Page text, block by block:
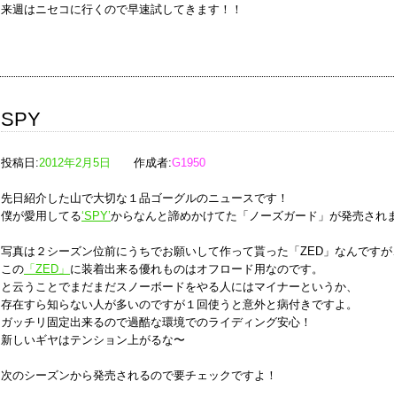
来週はニセコに行くので早速試してきます！！
SPY
投稿日:2012年2月5日 作成者:G1950
先日紹介した山で大切な１品ゴーグルのニュースです！
僕が愛用してる‘SPY’からなんと諦めかけてた「ノーズガード」が発売され
写真は２シーズン位前にうちでお願いして作って貰った「ZED」なんですが
この 「ZED」 に装着出来る優れものはオフロード用なのです。
と云うことでまだまだスノーボードをやる人にはマイナーというか、
存在すら知らない人が多いのですが１回使うと意外と病付きですよ。
ガッチリ固定出来るので過酷な環境でのライディング安心！
新しいギヤはテンション上がるな〜
次のシーズンから発売されるので要チェックですよ！